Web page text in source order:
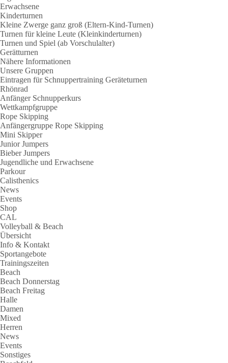
Erwachsene
Kinderturnen
Kleine Zwerge ganz groß (Eltern-Kind-Turnen)
Turnen für kleine Leute (Kleinkinderturnen)
Turnen und Spiel (ab Vorschulalter)
Gerätturnen
Nähere Informationen
Unsere Gruppen
Eintragen für Schnuppertraining Geräteturnen
Rhönrad
Anfänger Schnupperkurs
Wettkampfgruppe
Rope Skipping
Anfängergruppe Rope Skipping
Mini Skipper
Junior Jumpers
Bieber Jumpers
Jugendliche und Erwachsene
Parkour
Calisthenics
News
Events
Shop
CAL
Volleyball & Beach
Übersicht
Info & Kontakt
Sportangebote
Trainingszeiten
Beach
Beach Donnerstag
Beach Freitag
Halle
Damen
Mixed
Herren
News
Events
Sonstiges